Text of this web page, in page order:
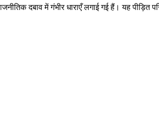
दबाव में गंभीर धाराएँ लगाई गई हैं। यह पीड़ित